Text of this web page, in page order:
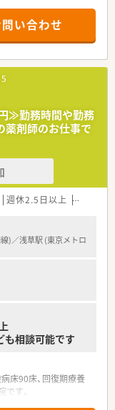
い合わせ
≫勤務時間や勤務
薬剤師のお仕事で
週休2.5日以上 週32h以
)／浅草駅 (東京メトロ
も相談可能です
床90床、回復期療養
す。